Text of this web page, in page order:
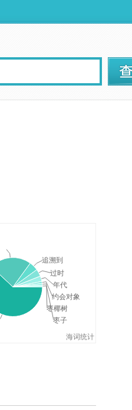
海词统计
追溯到
过时
年代
约会对象
枣椰树
枣子